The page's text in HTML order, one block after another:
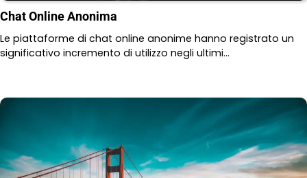
Chat Online Anonima
Le piattaforme di chat online anonime hanno registrato un
significativo incremento di utilizzo negli ultimi…